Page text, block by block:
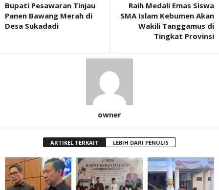
Bupati Pesawaran Tinjau
Panen Bawang Merah di
Desa Sukadadi
Raih Medali Emas Siswa
SMA Islam Kebumen Akan
Wakili Tanggamus di
Tingkat Provinsi
owner
ARTIKEL TERKAIT LEBIH DARI PENULIS